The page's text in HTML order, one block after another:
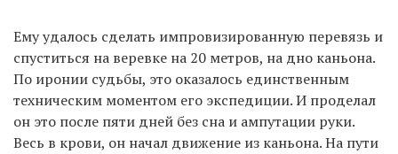
Ему удалось сделать импровизированную перевязь и
спуститься на веревке на 20 метров, на дно каньона.
По иронии судьбы, это оказалось единственным
техническим моментом его экспедиции. И проделал
он это после пяти дней без сна и ампутации руки.
Весь в крови, он начал движение из каньона. На пути